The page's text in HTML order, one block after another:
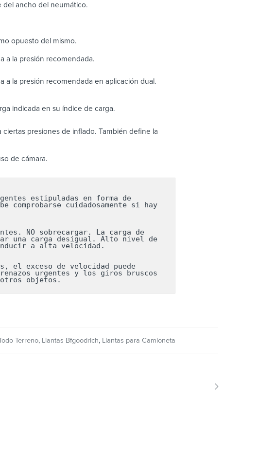
del ancho del neumático.
opuesto del mismo.
a la presión recomendada.
a la presión recomendada en aplicación dual.
indicada en su índice de carga.
presiones de inflado. También define la
de cámara.
estipuladas en forma de
cuidadosamente si hay
NO sobrecargar. La carga de
una carga desigual. Alto nivel de
a alta velocidad.
el exceso de velocidad puede
urgentes y los giros bruscos
otros objetos.
Terreno, Llantas Bfgoodrich, Llantas para Camioneta